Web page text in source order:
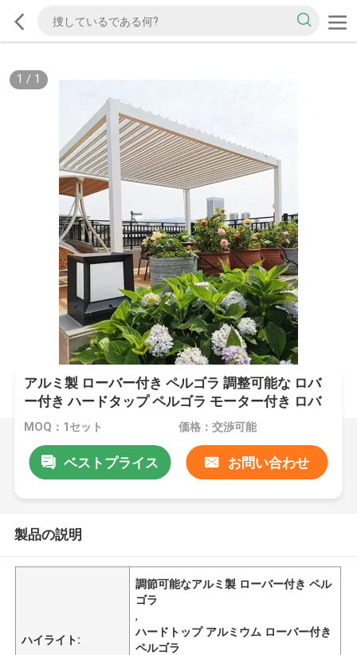
1 / 1
アルミ製 ローバー付き ペルゴラ 調整可能な ロバ
ー付き ハードタップ ペルゴラ モーター付き ロバ
ー付き ペルゴラ
MOQ：1セット 価格：交渉可能
ベストプライス お問い合わせ
製品の説明
ハイライト:
調節可能なアルミ製 ローバー付き ペル
ゴラ
,
ハードトップ アルミウム ローバー付き
ペルゴラ